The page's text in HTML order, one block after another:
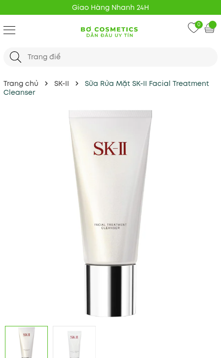
Giao Hàng Nhanh 24H
0
Trang chủ SK-II
Sữa Rửa Mặt SK-II Facial Treatment
Cleanser